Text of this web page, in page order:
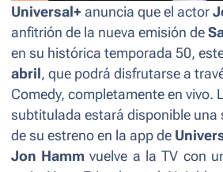
Universal+ anuncia que el actor
anfitrión de la nueva emisión de
en su histórica temporada 50,
abril, que podrá disfrutarse a
Comedy, completamente en vivo.
subtitulada estará disponible una
de su estreno en la app de
Jon Hamm vuelve a la TV con